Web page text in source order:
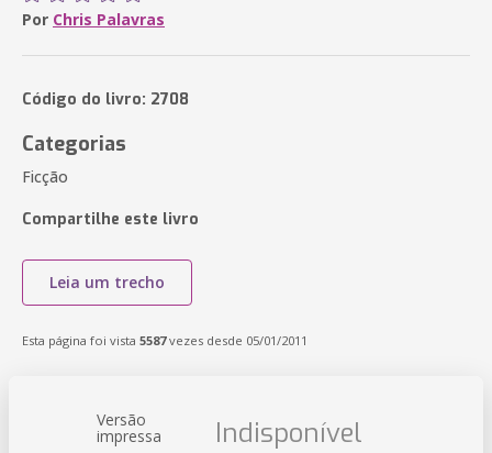
Por Chris Palavras
Código do livro: 2708
Categorias
Ficção
Compartilhe este livro
Leia um trecho
Esta página foi vista 5587vezes desde 05/01/2011
Versão
impressa Indisponível